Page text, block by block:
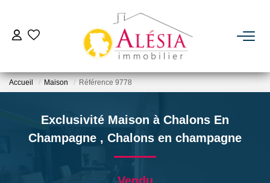
ACHETER
BIENS VENDUS / LOUÉS
Accueil Maison Référence 9778
Exclusivité Maison à Chalons En
Champagne , Chalons en champagne
Vendu